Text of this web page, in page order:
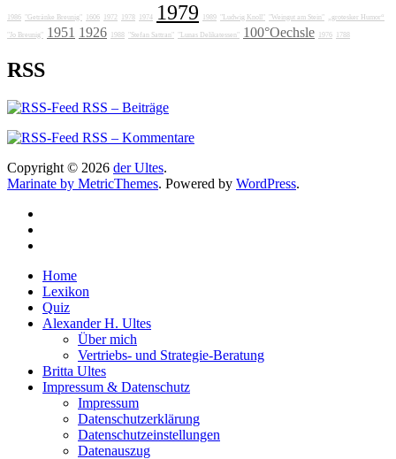
1986 "Getränke Breunig" 1606 1972 1978 1974 1979 1989 "Ludwig Knoll" "Weingut am Stein" „grotesker Humor“
"Jo Breunig" 1951 1926 1988 "Stefan Sattran" "Lunas Delikatessen" 100°Oechsle 1976 1788
RSS
RSS – Beiträge
RSS – Kommentare
Copyright © 2026 der Ultes.
Marinate by MetricThemes. Powered by WordPress.
Home
Lexikon
Quiz
Alexander H. Ultes
Über mich
Vertriebs- und Strategie-Beratung
Britta Ultes
Impressum & Datenschutz
Impressum
Datenschutzerklärung
Datenschutzeinstellungen
Datenauszug